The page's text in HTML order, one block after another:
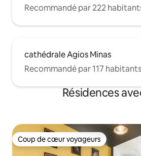
Recommandé par 222
cathédrale Agios Minas
Recommandé par 117 habitants
Résidences
Coup de cœur voyageurs
Coup de cœur voyageurs